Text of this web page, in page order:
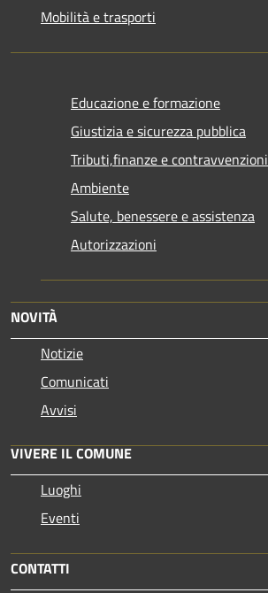
Mobilità e trasporti
Educazione e formazione
Giustizia e sicurezza pubblica
Tributi,finanze e contravvenzioni
Ambiente
Salute, benessere e assistenza
Autorizzazioni
NOVITÀ
Notizie
Comunicati
Avvisi
VIVERE IL COMUNE
Luoghi
Eventi
CONTATTI